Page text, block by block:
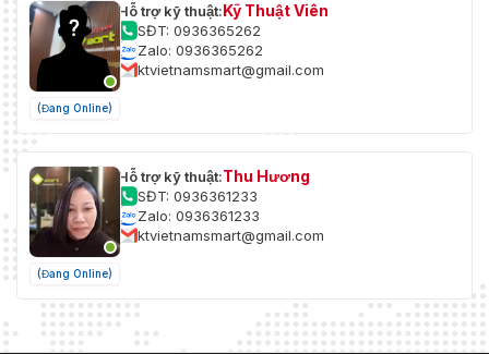
(Đang Online)
Hỗ trợ kỹ thuật:Kỹ Thuật Viên
SĐT: 0936365262
Zalo: 0936365262
ktvietnamsmart@gmail.com
(Đang Online)
Hỗ trợ kỹ thuật:Thu Hương
SĐT: 0936361233
Zalo: 0936361233
ktvietnamsmart@gmail.com